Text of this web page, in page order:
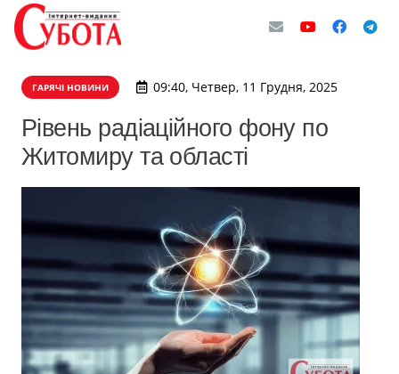
ГАРЯЧІ НОВИНИ 09:40, Четвер, 11 Грудня, 2025
Рівень радіаційного фону по
Житомиру та області